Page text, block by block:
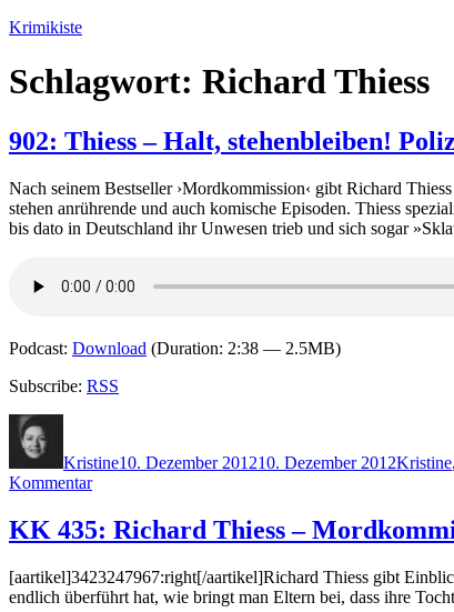
Zum
springen
Krimikiste
Schlagwort: Richard Thiess
902: Thiess – Halt, stehenbleiben!
Nach seinem Bestseller ›Mordkommission‹ gibt Richard
stehen anrührende und auch komische Episoden. Thiess
bis dato in Deutschland ihr Unwesen trieb und sich sogar
Podcast: Download (Duration: 2:38 — 2.5MB)
Subscribe: RSS
Kristine10. Dezember 201210. Dezember 2012Kristine,
Kommentarzu
Thiess
–
stehenbleiben!
Polizei!
KK 435: Richard Thiess –
[aartikel]3423247967:right[/aartikel]Richard Thiess gibt
endlich überführt hat, wie bringt man Eltern bei, dass ihre